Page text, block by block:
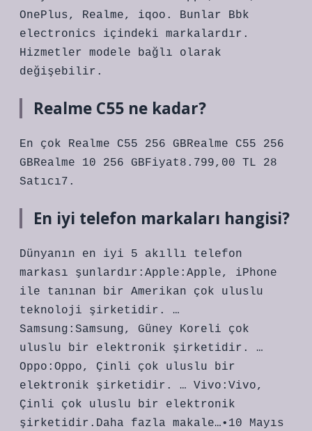
OnePlus, Realme, iqoo. Bunlar Bbk
electronics içindeki markalardır.
Hizmetler modele bağlı olarak
değişebilir.
Realme C55 ne kadar?
En çok Realme C55 256 GBRealme C55 256
GBRealme 10 256 GBFiyat8.799,00 TL 28
Satıcı7.
En iyi telefon markaları hangisi?
Dünyanın en iyi 5 akıllı telefon
markası şunlardır:Apple:Apple, iPhone
ile tanınan bir Amerikan çok uluslu
teknoloji şirketidir. …
Samsung:Samsung, Güney Koreli çok
uluslu bir elektronik şirketidir. …
Oppo:Oppo, Çinli çok uluslu bir
elektronik şirketidir. … Vivo:Vivo,
Çinli çok uluslu bir elektronik
şirketidir.Daha fazla makale…•10 Mayıs